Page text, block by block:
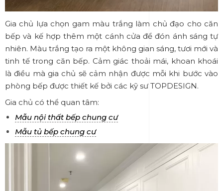
Gia chủ lựa chọn gam màu trắng làm chủ đạo cho căn
bếp và kế hợp thêm một cánh cửa để đón ánh sáng tự
nhiên. Màu trắng tạo ra một không gian sáng, tươi mới và
tinh tế trong căn bếp. Cảm giác thoải mái, khoan khoái
là điều mà gia chủ sẽ cảm nhận được mỗi khi bước vào
phòng bếp được thiết kế bởi các kỹ sư TOPDESIGN.
Gia chủ có thể quan tâm:
Mẫu nội thất bếp chung cư
Mẫu tủ bếp chung cư